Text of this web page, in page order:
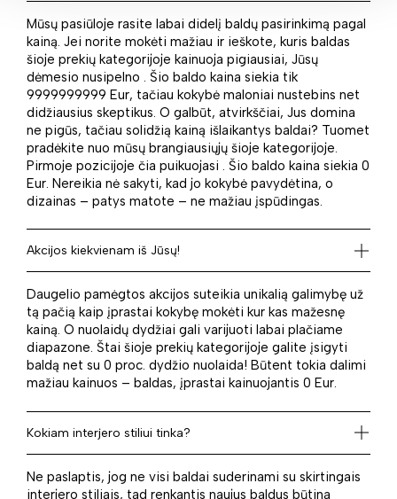
Mūsų pasiūloje rasite labai didelį baldų pasirinkimą pagal
kainą. Jei norite mokėti mažiau ir ieškote, kuris baldas
šioje prekių kategorijoje kainuoja pigiausiai, Jūsų
dėmesio nusipelno . Šio baldo kaina siekia tik
9999999999 Eur, tačiau kokybė maloniai nustebins net
didžiausius skeptikus. O galbūt, atvirkščiai, Jus domina
ne pigūs, tačiau solidžią kainą išlaikantys baldai? Tuomet
pradėkite nuo mūsų brangiausiųjų šioje kategorijoje.
Pirmoje pozicijoje čia puikuojasi . Šio baldo kaina siekia 0
Eur. Nereikia nė sakyti, kad jo kokybė pavydėtina, o
dizainas – patys matote – ne mažiau įspūdingas.
Akcijos kiekvienam iš Jūsų!
Daugelio pamėgtos akcijos suteikia unikalią galimybę už
tą pačią kaip įprastai kokybę mokėti kur kas mažesnę
kainą. O nuolaidų dydžiai gali varijuoti labai plačiame
diapazone. Štai šioje prekių kategorijoje galite įsigyti
baldą net su 0 proc. dydžio nuolaida! Būtent tokia dalimi
mažiau kainuos – baldas, įprastai kainuojantis 0 Eur.
Kokiam interjero stiliui tinka?
Ne paslaptis, jog ne visi baldai suderinami su skirtingais
interjero stiliais, tad renkantis naujus baldus būtina